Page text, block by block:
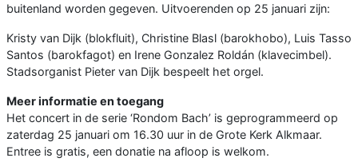
buitenland worden gegeven. Uitvoerenden op 25 januari zijn:
Kristy van Dijk (blokfluit), Christine Blasl (barokhobo), Luis Tasso
Santos (barokfagot) en Irene Gonzalez Roldán (klavecimbel).
Stadsorganist Pieter van Dijk bespeelt het orgel.
Meer informatie en toegang
Het concert in de serie ‘Rondom Bach’ is geprogrammeerd op
zaterdag 25 januari om 16.30 uur in de Grote Kerk Alkmaar.
Entree is gratis, een donatie na afloop is welkom.